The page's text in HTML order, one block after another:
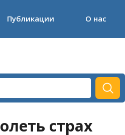
Публикации О нас
страх